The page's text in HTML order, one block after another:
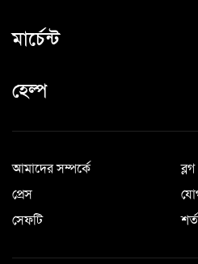
মার্চেন্ট
হেল্প
আমাদের সম্পর্কে
ব্লগ
প্রেস
সেফটি